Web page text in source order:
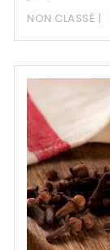
NON CLASSÉ